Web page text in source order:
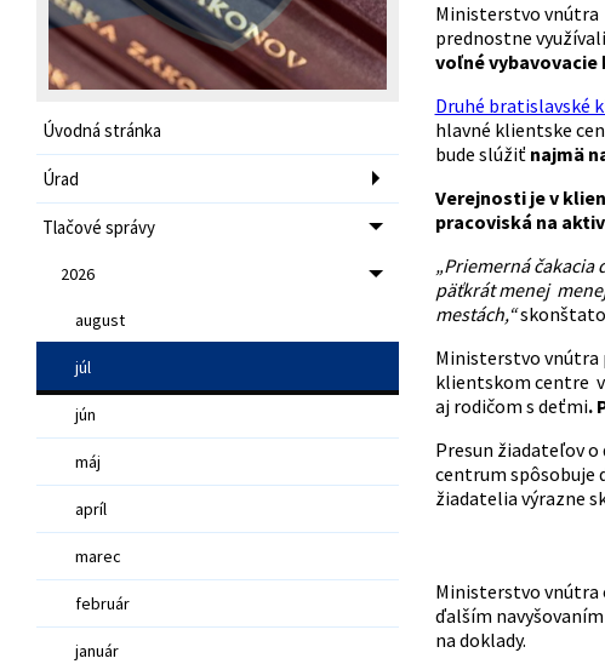
Úvodná stránka
Úrad
Tlačové správy
2026
august
júl
jún
máj
apríl
marec
február
január
Ministerstvo vnútra
prednostne
voľné vybavovacie
Druhé bratislavské
hlavné klientske
bude slúžiť najmä
Verejnosti je v
pracoviská na
„Priemerná čakacia
päťkrát menej
mestách,“
Ministerstvo vnútra
klientskom centre v
aj rodičom s deťmi.
Presun žiadateľov
centrum spôsobuje
žiadatelia výrazne
Ministerstvo vnútra
ďalším
na doklady.